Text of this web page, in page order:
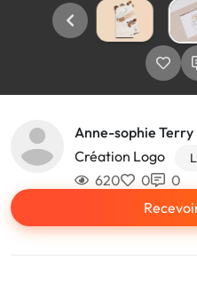
Anne-sophie Terry
Création Logo
620 0
0